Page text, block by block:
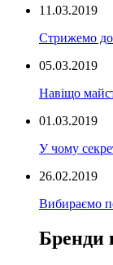
11.03.2019
Стрижемо
05.03.2019
Навіщо
01.03.2019
У чому
26.02.2019
Вибираємо
Бренди